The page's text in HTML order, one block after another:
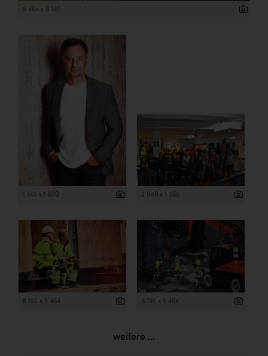
5 464 x 8 192
1 143 x 1 600 2 048 x 1 365
8 192 x 5 464 8 192 x 5 464
weitere ...